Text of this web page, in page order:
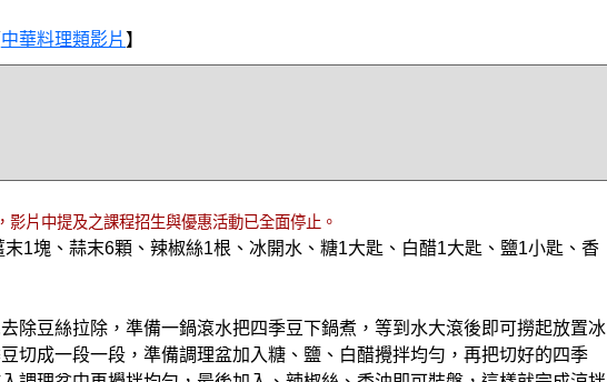
中華料理類影片 】
影片中提及之課程招生與優惠活動已全面停止。
1塊、蒜末6顆、辣椒絲1根、冰開水、糖1大匙、白醋1大匙、鹽1小匙、香
除豆絲拉除，準備一鍋滾水把四季豆下鍋煮，等到水大滾後即可撈起放置冰
切成一段一段，準備調理盆加入糖、鹽、白醋攪拌均勻，再把切好的四季